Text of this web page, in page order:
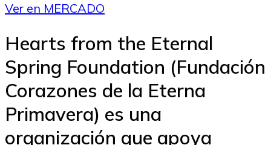
Ver en MERCADO
Hearts from the Eternal
Spring Foundation (Fundación
Corazones de la Eterna
Primavera) es una
organización que apoya